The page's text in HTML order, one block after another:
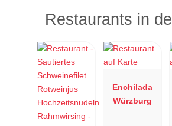
Restaurants in
Enchilada
Würzburg